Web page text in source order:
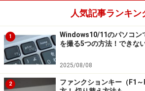
楽天市場で Windows 関連の商品
人気記事ランキン
1
Windows10/11のパソコン
を撮る5つの方法！できな
2025/08/08
2
ファンクションキー（F1